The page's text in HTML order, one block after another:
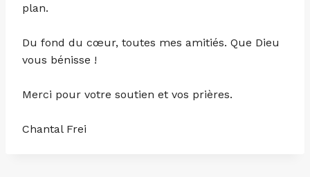
plan.
Du fond du cœur, toutes mes amitiés. Que Dieu
vous bénisse !
Merci pour votre soutien et vos prières.
Chantal Frei